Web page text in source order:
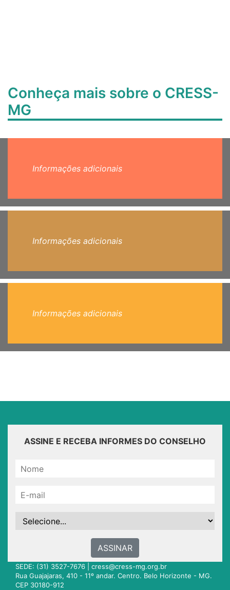
Conheça mais sobre o CRESS-
MG
Informações adicionais
Informações adicionais
Informações adicionais
ASSINE E RECEBA INFORMES DO CONSELHO
ASSINAR
SEDE: (31) 3527-7676 | cress@cress-mg.org.br
Rua Guajajaras, 410 - 11º andar. Centro. Belo Horizonte - MG.
CEP 30180-912